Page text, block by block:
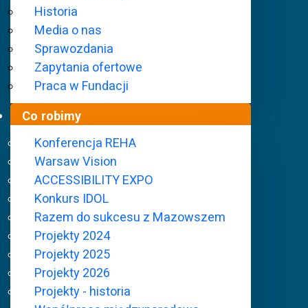
Historia
Media o nas
Sprawozdania
Zapytania ofertowe
Praca w Fundacji
Co robimy
Konferencja REHA
Warsaw Vision
ACCESSIBILITY EXPO
Konkurs IDOL
Razem do sukcesu z Mazowszem
Projekty 2024
Projekty 2025
Projekty 2026
Projekty - historia
Fundacja Szansa dla Niewidomych
Projekty 2024